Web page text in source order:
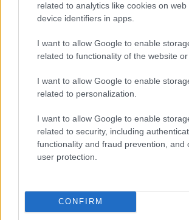
related to analytics like cookies on web
device identifiers in apps.
I want to allow Google to enable
related to functionality of the website or
I want to allow Google to enable
related to personalization.
I want to allow Google to enable
related to security, including
functionality and fraud prevention, and
user protection.
CONFIRM